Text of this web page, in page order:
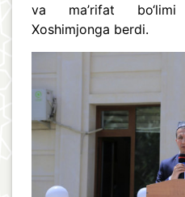
va ma’rifat
Xoshimjonga berdi.